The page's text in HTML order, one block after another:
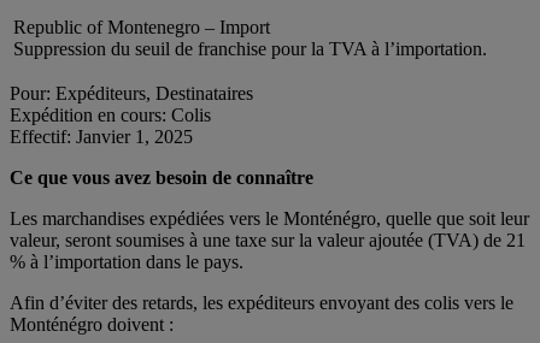
Republic of Montenegro – Import
Suppression du seuil de franchise pour la TVA à l’importation.
Pour: Expéditeurs, Destinataires
Expédition en cours: Colis
Effectif: Janvier 1, 2025
Ce que vous avez besoin de connaître
Les marchandises expédiées vers le Monténégro, quelle que soit leur
valeur, seront soumises à une taxe sur la valeur ajoutée (TVA) de 21
% à l’importation dans le pays.
Afin d’éviter des retards, les expéditeurs envoyant des colis vers le
Monténégro doivent :